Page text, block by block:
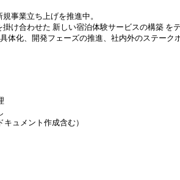
事業立ち上げを推進中。
け合わせた 新しい宿泊体験サービスの構築 を
体化、開発フェーズの推進、社内外のステーク
ュメント作成含む）